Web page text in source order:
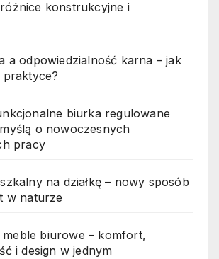
konstrukcyjne i
a odpowiedzialność karna – jak
biurka regulowane
o nowoczesnych
pracy
na działkę – nowy sposób
w naturze
biurowe – komfort,
i design w jednym